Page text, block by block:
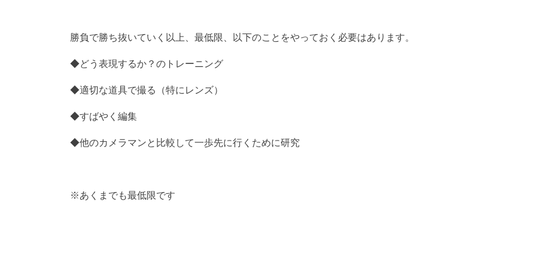
勝負で勝ち抜いていく以上、最低限、以下のことをやっておく必要はあります。
◆どう表現するか？のトレーニング
◆適切な道具で撮る（特にレンズ）
◆すばやく編集
◆他のカメラマンと比較して一歩先に行くために研究
※あくまでも最低限です